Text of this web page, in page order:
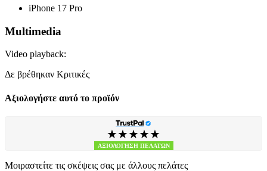
iPhone 17 Pro
Multimedia
Video playback:
Δε βρέθηκαν Κριτικές
Αξιολογήστε αυτό το προϊόν
★★★★★
ΑΞΙΟΛΟΓΗΣΗ ΠΕΛΑΤΩΝ
Μοιραστείτε τις σκέψεις σας με άλλους πελάτες